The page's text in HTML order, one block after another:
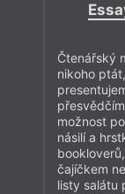
Čtenářský
nikoho
možnost
násilí a
čajíčkem
listy salátu